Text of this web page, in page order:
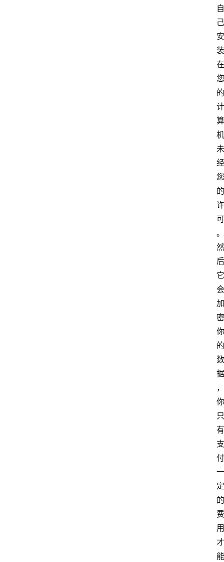
自
己
安
装
在
您
的
计
算
机
未
经
您
的
许
可
。
然
后
它
会
加
密
你
的
数
据
，
你
只
有
支
付
一
定
的
费
用
才
能